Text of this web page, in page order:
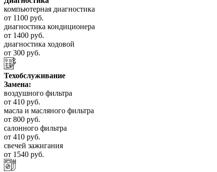
компьютерная диагностика
от 1100 руб.
диагностика кондиционера
от 1400 руб.
диагностика ходовой
от 300 руб.
Техобслуживание
Замена:
воздушного фильтра
от 410 руб.
масла и масляного фильтра
от 800 руб.
салонного фильтра
от 410 руб.
свечей зажигания
от 1540 руб.